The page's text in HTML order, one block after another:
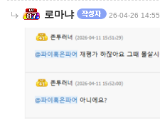
로마냐 26-04-26 14:55